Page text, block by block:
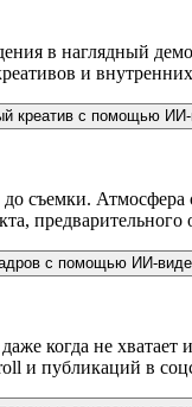
в наглядный
и
до съемки.
когда не
и публикаций в